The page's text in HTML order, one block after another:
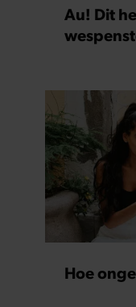
Au! Dit
Hoe